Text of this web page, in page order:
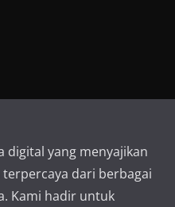
digital yang menyajikan
dari berbagai
Kami hadir untuk